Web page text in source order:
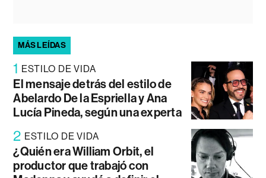
MÁS LEÍDAS
1 ESTILO DE VIDA
El mensaje detrás del estilo de
Abelardo De la Espriella y Ana
Lucía Pineda, según una experta
2 ESTILO DE VIDA
¿Quién era William Orbit, el
productor que trabajó con